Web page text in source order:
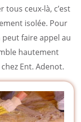
tous ceux-là, c’est
isolée. Pour
peut faire appel au
hautement
Ent. Adenot.